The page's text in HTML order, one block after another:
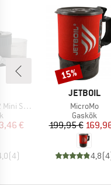
Kit
pris
€
(4)
VARUMÄRKE
JETBOIL
Produkter
MicroMo
Gaskök
Pris
199,95 €
4,8(4
Rabatt
15%